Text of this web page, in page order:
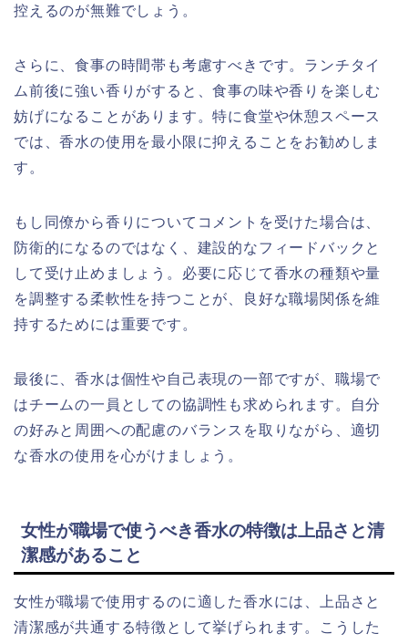
控えるのが無難でしょう。
さらに、食事の時間帯も考慮すべきです。ランチタイ
ム前後に強い香りがすると、食事の味や香りを楽しむ
妨げになることがあります。特に食堂や休憩スペース
では、香水の使用を最小限に抑えることをお勧めしま
す。
もし同僚から香りについてコメントを受けた場合は、
防衛的になるのではなく、建設的なフィードバックと
して受け止めましょう。必要に応じて香水の種類や量
を調整する柔軟性を持つことが、良好な職場関係を維
持するためには重要です。
最後に、香水は個性や自己表現の一部ですが、職場で
はチームの一員としての協調性も求められます。自分
の好みと周囲への配慮のバランスを取りながら、適切
な香水の使用を心がけましょう。
女性が職場で使うべき香水の特徴は上品さと清
潔感があること
女性が職場で使用するのに適した香水には、上品さと
清潔感が共通する特徴として挙げられます。こうした